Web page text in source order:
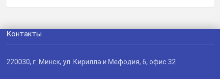
Контакты
220030, г. Минск, ул. Кирилла и Мефодия, 6, офис 32